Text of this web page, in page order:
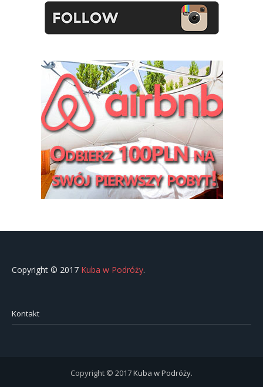
Copyright © 2017 Kuba w Podróży.
Kontakt
Copyright © 2017Kuba w Podróży.